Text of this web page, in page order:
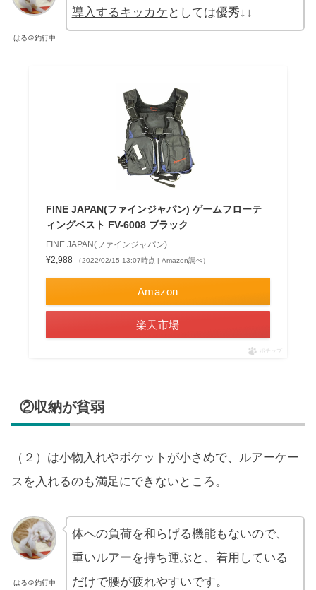
はる＠釣行中
導入するキッカケ としては優秀↓↓
FINE JAPAN(ファインジャパン) ゲームフローテ
ィングベスト FV-6008 ブラック
FINE JAPAN(ファインジャパン)
¥2,988
（2022/02/15 13:07時点 | Amazon調べ）
Amazon
楽天市場
ポチップ
②収納が貧弱
（２）は小物入れやポケットが小さめで、ルアーケー
スを入れるのも満足にできないところ。
はる＠釣行中
体への負荷を和らげる機能もないので、
重いルアーを持ち運ぶと、着用している
だけで腰が疲れやすいです。